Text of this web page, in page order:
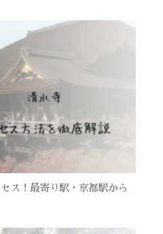
ス！最寄り駅・京都駅から